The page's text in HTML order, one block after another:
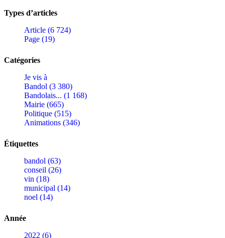
Types d’articles
Article (6 724)
Page (19)
Catégories
Je vis à
Bandol (3 380)
Bandolais... (1 168)
Mairie (665)
Politique (515)
Animations (346)
Étiquettes
bandol (63)
conseil (26)
vin (18)
municipal (14)
noel (14)
Année
2022 (6)